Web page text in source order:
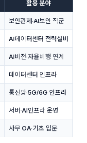
활용 분야
보안관제·AI보안 직군
AI데이터센터 전력설비
AI비전·자율비행 연계
데이터센터 인프라
통신망·5G/6G 인프라
서버·AI인프라 운영
사무 OA·기초 입문